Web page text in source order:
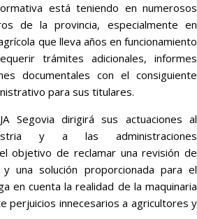
está teniendo en numerosos
de la provincia, especialmente en
que lleva años en funcionamiento
trámites adicionales, informes
documentales con el consiguiente
para sus titulares.
Segovia dirigirá sus actuaciones al
y a las administraciones
objetivo de reclamar una revisión de
una solución proporcionada para el
en cuenta la realidad de la maquinaria
perjuicios innecesarios a agricultores y